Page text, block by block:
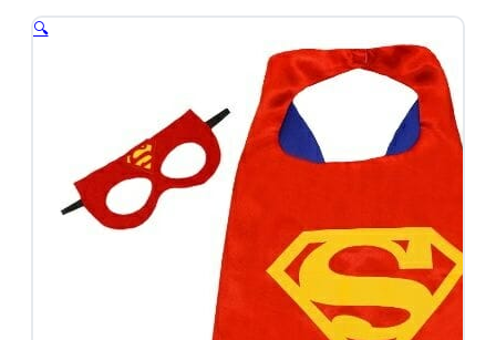
prinsessenjurken
Paarse
prinsessenjurken
Roze
prinsessenjurken
Combideals
Overige verkleedkleding
Feestjurken
🔍